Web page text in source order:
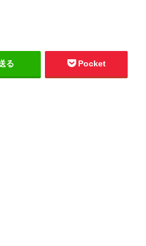
る Pocket